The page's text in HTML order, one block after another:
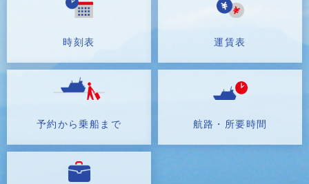
時刻表 運賃表
予約から乗船まで 航路・所要時間